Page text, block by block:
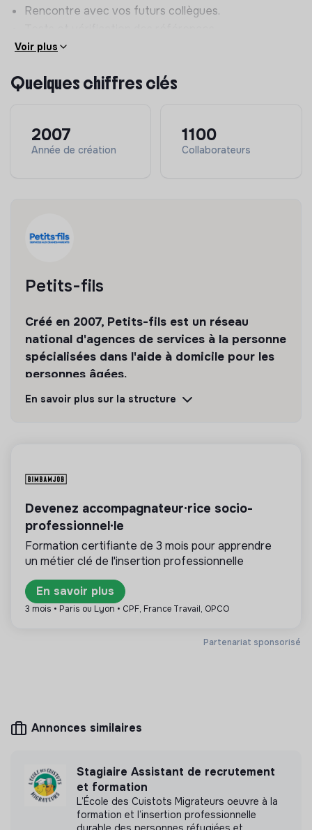
Rencontre avec vos futurs collègues.
Voir plus
Quelques chiffres clés
2007
Année de création
1100
Collaborateurs
Petits-fils
Créé en 2007, Petits-fils est un réseau
national d'agences de services à la personne
spécialisées dans l'aide à domicile pour les
personnes âgées.
Découvrir Suivre
améliorer son impact social et environnemental.
Seuls les emplois contribuant directement à cette
transition sont publiés ici, comme responsable
RSE ou chef de projet bilan carbone.
Plus d'informations
Entreprise
Mesure d'impact
d'impact
En savoir plus sur la structure
Partenariat sponsorisé
Devenez accompagnateur·rice socio-
professionnel·le
Formation certifiante de 3 mois pour apprendre
un métier clé de l'insertion professionnelle
En savoir plus
3 mois • Paris ou Lyon • CPF, France Travail, OPCO
Annonces similaires
Stagiaire Assistant de recrutement
et formation
L’École des Cuistots Migrateurs oeuvre à la
formation et l’insertion professionnelle